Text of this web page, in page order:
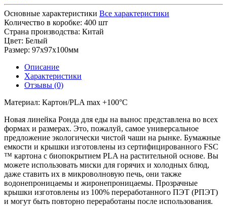
Основные характеристики Все характеристики
Количество в коробке: 400 шт
Страна производства: Китай
Цвет: Белый
Размер: 97х97х100мм
Описание
Характеристики
Отзывы (0)
Материал: Картон/PLA max +100°С
Новая линейка Ронда для еды на вынос представлена во всех
формах и размерах. Это, пожалуй, самое универсальное
предложение экологически чистой чаши на рынке. Бумажные
емкости и крышки изготовлены из сертифицированного FSC
™ картона с биопокрытием PLA на растительной основе. Вы
можете использовать миски для горячих и холодных блюд,
даже ставить их в микроволновую печь, они также
водонепроницаемы и жиронепроницаемы. Прозрачные
крышки изготовлены из 100% переработанного ПЭТ (РПЭТ)
и могут быть повторно переработаны после использования.